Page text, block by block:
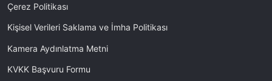
Çerez Politikası
Kişisel Verileri Saklama ve İmha Politikası
Kamera Aydınlatma Metni
KVKK Başvuru Formu